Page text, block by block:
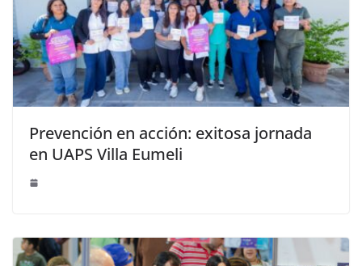
Prevención en acción: exitosa jornada
en UAPS Villa Eumeli